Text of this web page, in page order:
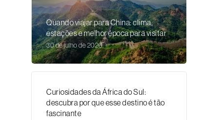
Quando viajar para China: clima,
estações e melhor época para visitar
30 de julho de 2026
Curiosidades da África do Sul:
descubra por que esse destino é tão
fascinante